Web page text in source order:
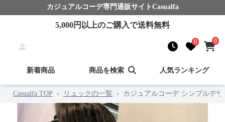
カジュアルコーデ専門通販サイト Casualfa
5,000円以上のご購入で送料無料
0 0
新着商品 商品を検索 人気ランキング
Casualfa TOP › リュックの一覧 › カジュアルコーデ シンプルデ